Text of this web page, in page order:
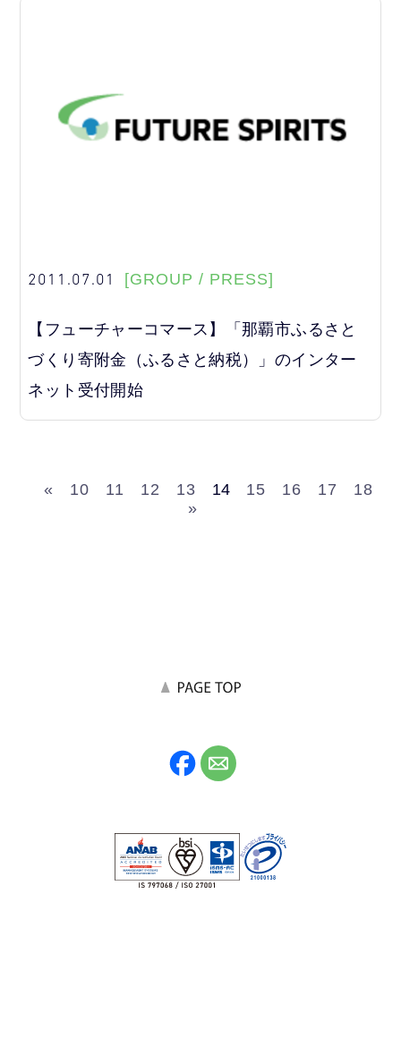
2011.07.01 [GROUP / PRESS]
【フューチャーコマース】「那覇市ふるさと
づくり寄附金（ふるさと納税）」のインター
ネット受付開始
« 10 11 12 13 14 15 16 17
18
»